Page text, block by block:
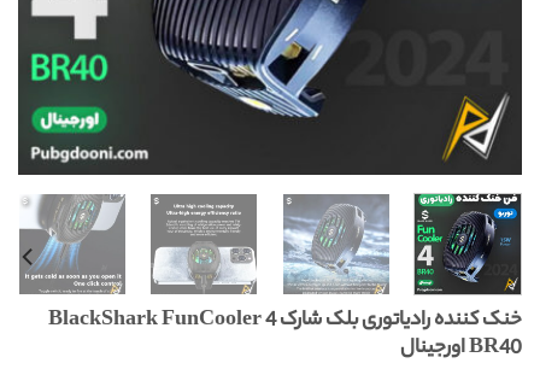
خنک کننده رادیاتوری بلک شارک BlackShark FunCooler 4
BR40 اورجینال